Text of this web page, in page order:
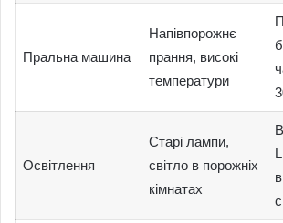
Пральна машина
Напівпорожнє
прання, високі
температури
Освітлення
Старі лампи,
світло в порожніх
кімнатах